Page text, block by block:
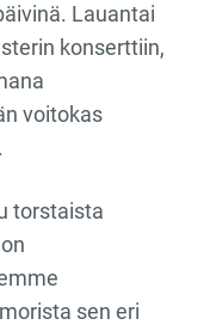
Lauantai
konserttiin,
voitokas
torstaista
sen eri